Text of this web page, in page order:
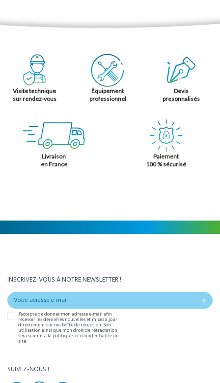
Visite technique
sur rendez-vous
Équipement
professionnel
Devis
presonnalisés
Livraison
en France
Paiement
100 % sécurisé
INSCRIVEZ-VOUS À NOTRE NEWSLETTER !
J'accepte de donner mon adresse e-mail afin
recevoir les dernières nouvelles et mises à jour
directement sur ma boîte de réception. Son
utilisation ainsi que mon droit de rétractation
sera soumis à la politique de confidentialitédu
site.
SUIVEZ-NOUS !